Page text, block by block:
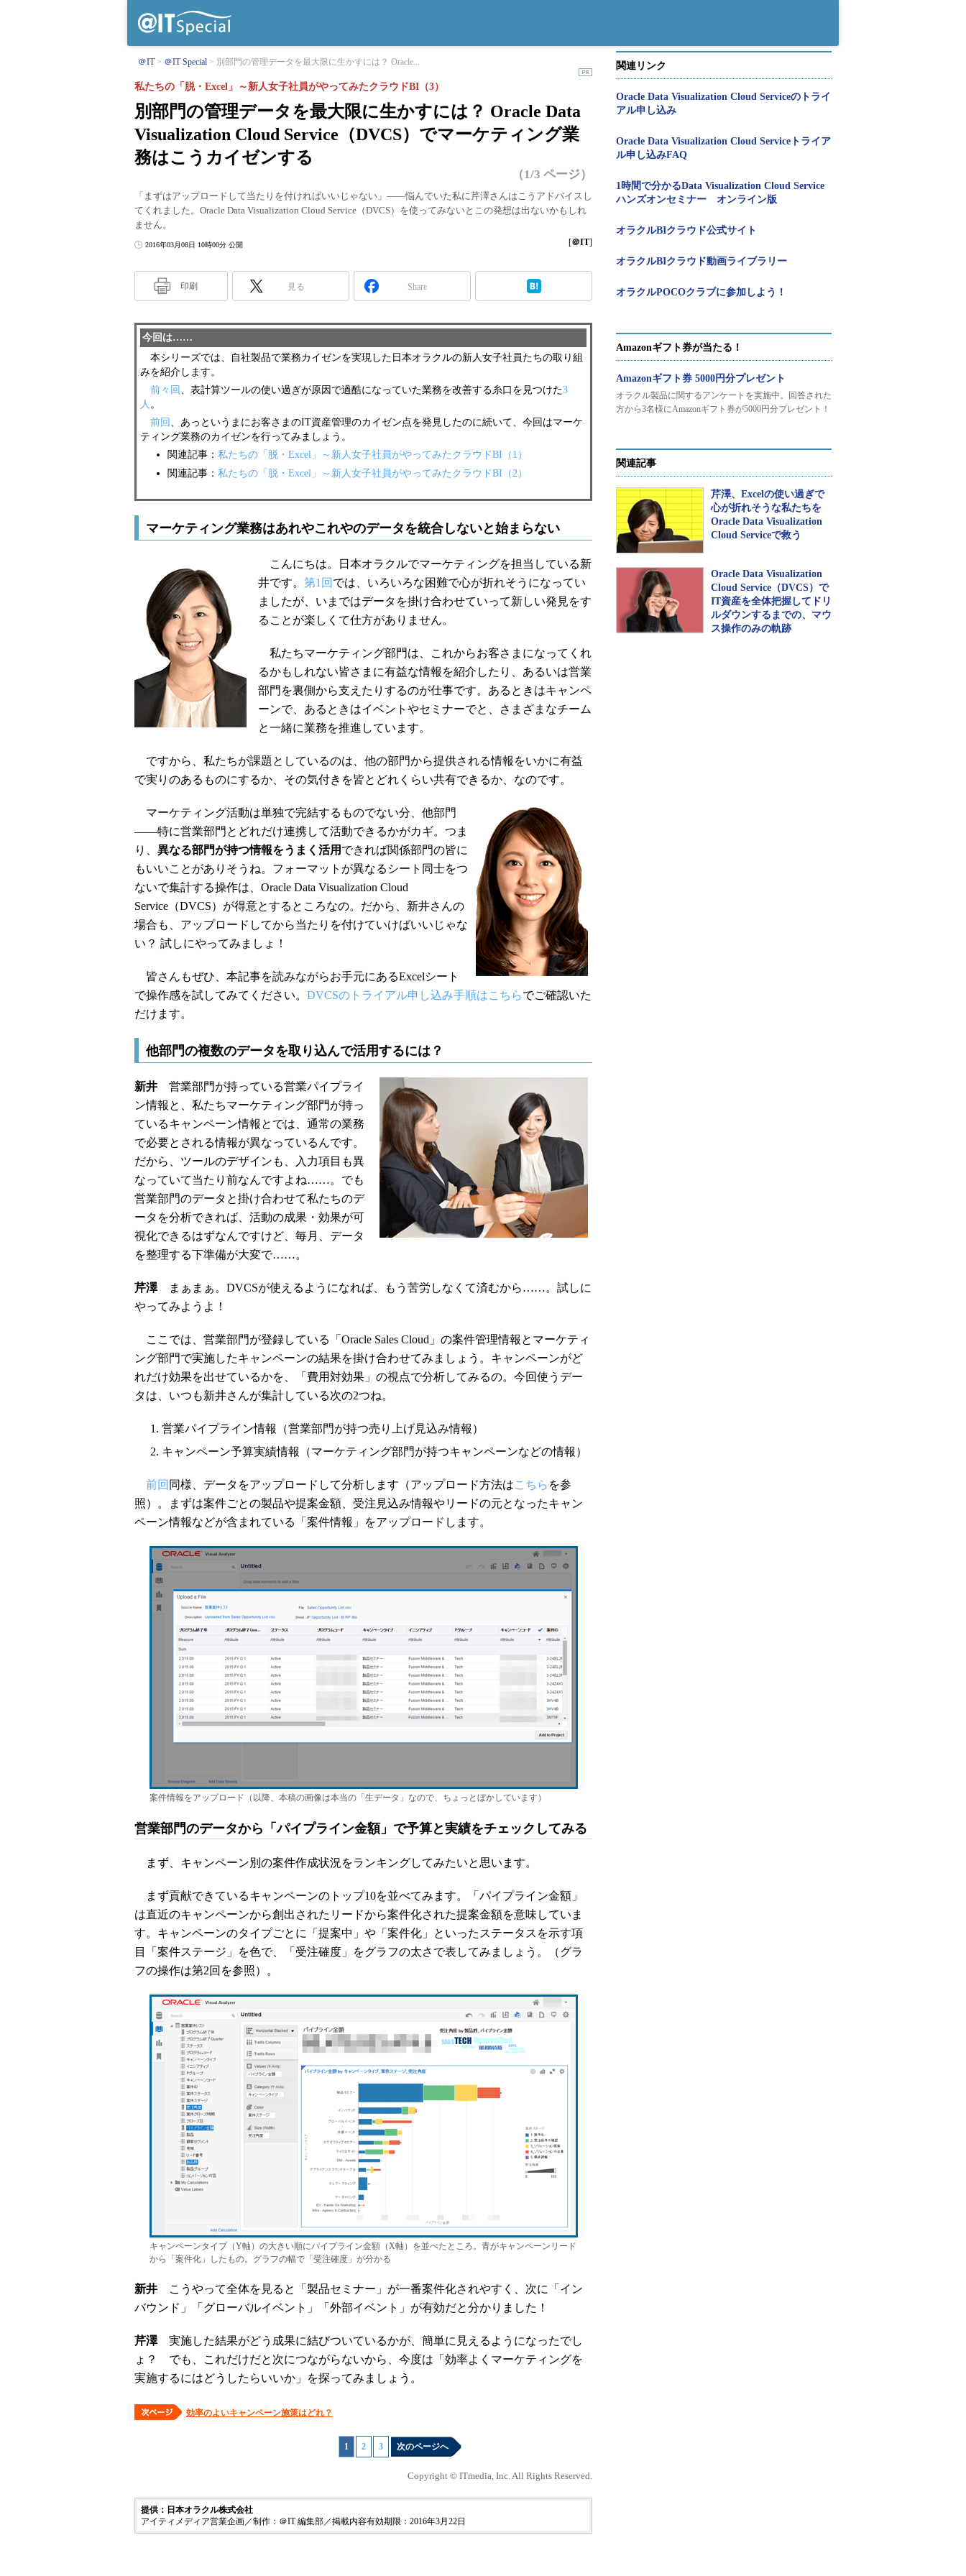
＠IT ＠IT Special 別部門の管理データを最大限に生かすには？ Oracle...
別部門の管理データを最大限に生かすには？ Oracle Data
Visualization Cloud Service（DVCS）でマーケティング業
務はこうカイゼンする
私たちの「脱・Excel」～新人女子社員がやってみたクラウドBI（3）
（1/3 ページ）
「まずはアップロードして当たりを付ければいいじゃない」――悩んでいた私に芹澤さんはこうアドバイスし
てくれました。Oracle Data Visualization Cloud Service（DVCS）を使ってみないとこの発想は出ないかもしれ
ません。
2016年03月08日 10時00分 公開 [＠IT]
印刷 見る Share
今回は……
本シリーズでは、自社製品で業務カイゼンを実現した日本オラクルの新人女子社員たちの取り組
みを紹介します。
前々回 、表計算ツールの使い過ぎが原因で過酷になっていた業務を改善する糸口を見つけた3
人 。
前回 、あっというまにお客さまのIT資産管理のカイゼン点を発見したのに続いて、今回はマーケ
ティング業務のカイゼンを行ってみましょう。
関連記事： 私たちの「脱・Excel」～新人女子社員がやってみたクラウドBI（1）
関連記事： 私たちの「脱・Excel」～新人女子社員がやってみたクラウドBI（2）
マーケティング業務はあれやこれやのデータを統合しないと始まらない
こんにちは。日本オラクルでマーケティングを担当している新
井です。 第1回 では、いろいろな困難で心が折れそうになってい
ましたが、いまではデータを掛け合わせていって新しい発見をす
ることが楽しくて仕方がありません。
私たちマーケティング部門は、これからお客さまになってくれ
るかもしれない皆さまに有益な情報を紹介したり、あるいは営業
部門を裏側から支えたりするのが仕事です。あるときはキャンペ
ーンで、あるときはイベントやセミナーでと、さまざまなチーム
と一緒に業務を推進しています。
ですから、私たちが課題としているのは、他の部門から提供される情報をいかに有益
で実りのあるものにするか、その気付きを皆とどれくらい共有できるか、なのです。
マーケティング活動は単独で完結するものでない分、他部門
――特に営業部門とどれだけ連携して活動できるかがカギ。つま
り、 異なる部門が持つ情報をうまく活用 できれば関係部門の皆に
もいいことがありそうね。フォーマットが異なるシート同士をつ
ないで集計する操作は、Oracle Data Visualization Cloud
Service（DVCS）が得意とするところなの。だから、新井さんの
場合も、アップロードしてから当たりを付けていけばいいじゃな
い？ 試しにやってみましょ！
皆さんもぜひ、本記事を読みながらお手元にあるExcelシート
で操作感を試してみてください。 DVCSのトライアル申し込み手順はこちらでご確認いた
だけます。
他部門の複数のデータを取り込んで活用するには？
新井 営業部門が持っている営業パイプライ
ン情報と、私たちマーケティング部門が持っ
ているキャンペーン情報とでは、通常の業務
で必要とされる情報が異なっているんです。
だから、ツールのデザインも、入力項目も異
なっていて当たり前なんですよね……。でも
営業部門のデータと掛け合わせて私たちのデ
ータを分析できれば、活動の成果・効果が可
視化できるはずなんですけど、毎月、データ
を整理する下準備が大変で……。
芹澤まぁまぁ。DVCSが使えるようになれば、もう苦労しなくて済むから……。試しに
やってみようよ！
ここでは、営業部門が登録している「Oracle Sales Cloud」の案件管理情報とマーケティ
ング部門で実施したキャンペーンの結果を掛け合わせてみましょう。キャンペーンがど
れだけ効果を出せているかを、「費用対効果」の視点で分析してみるの。今回使うデー
タは、いつも新井さんが集計している次の2つね。
営業パイプライン情報（営業部門が持つ売り上げ見込み情報）
キャンペーン予算実績情報（マーケティング部門が持つキャンペーンなどの情報）
前回 同様、データをアップロードして分析します（アップロード方法はこちら を参
照）。まずは案件ごとの製品や提案金額、受注見込み情報やリードの元となったキャン
ペーン情報などが含まれている「案件情報」をアップロードします。
案件情報をアップロード（以降、本稿の画像は本当の「生データ」なので、ちょっとぼかしています）
営業部門のデータから「パイプライン金額」で予算と実績をチェックしてみる
まず、キャンペーン別の案件作成状況をランキングしてみたいと思います。
まず貢献できているキャンペーンのトップ10を並べてみます。「パイプライン金額」
は直近のキャンペーンから創出されたリードから案件化された提案金額を意味していま
す。キャンペーンのタイプごとに「提案中」や「案件化」といったステータスを示す項
目「案件ステージ」を色で、「受注確度」をグラフの太さで表してみましょう。（グラ
フの操作は第2回を参照）。
キャンペーンタイプ（Y軸）の大きい順にパイプライン金額（X軸）を並べたところ。青がキャンペーンリード
から「案件化」したもの。グラフの幅で「受注確度」が分かる
新井 こうやって全体を見ると「製品セミナー」が一番案件化されやすく、次に「イン
バウンド」「グローバルイベント」「外部イベント」が有効だと分かりました！
芹澤実施した結果がどう成果に結びついているかが、簡単に見えるようになったでし
ょ？ でも、これだけだと次につながらないから、今度は「効率よくマーケティングを
実施するにはどうしたらいいか」を探ってみましょう。
効率のよいキャンペーン施策はどれ？
1 2 3 次のページへ
Copyright © ITmedia, Inc. All Rights Reserved.
提供：日本オラクル株式会社
アイティメディア営業企画／制作：＠IT 編集部／掲載内容有効期限：2016年3月22日
関連リンク
Oracle Data Visualization Cloud Serviceのトライ
アル申し込み
Oracle Data Visualization Cloud Serviceトライア
ル申し込みFAQ
1時間で分かるData Visualization Cloud Service
ハンズオンセミナー オンライン版
オラクルBIクラウド公式サイト
オラクルBIクラウド動画ライブラリー
オラクルPOCOクラブに参加しよう！
Amazonギフト券が当たる！
Amazonギフト券 5000円分プレゼント
オラクル製品に関するアンケートを実施中。回答された
方から3名様にAmazonギフト券が5000円分プレゼント！
関連記事
芹澤、Excelの使い過ぎで
心が折れそうな私たちを
Oracle Data Visualization
Cloud Serviceで救う
Oracle Data Visualization
Cloud Service（DVCS）で
IT資産を全体把握してドリ
ルダウンするまでの、マウ
ス操作のみの軌跡